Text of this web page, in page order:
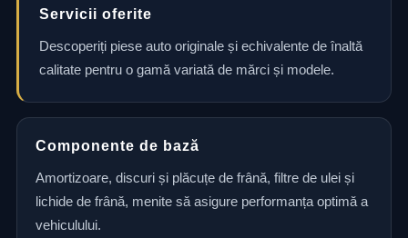
Servicii oferite
Descoperiți piese auto originale și echivalente de înaltă
calitate pentru o gamă variată de mărci și modele.
Componente de bază
Amortizoare, discuri și plăcuțe de frână, filtre de ulei și
lichide de frână, menite să asigure performanța optimă a
vehiculului.